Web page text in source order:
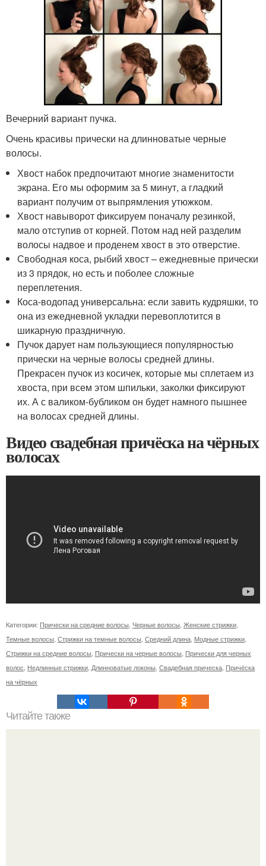
Вечерний вариант пучка.
Очень красивы прически на длинноватые черные
волосы.
Хвост набок предпочитают многие знаменитости
экрана. Его мы оформим за 5 минут, а гладкий
вариант получим от выпрямления утюжком.
Хвост навыворот фиксируем поначалу резинкой,
мало отступив от корней. Потом над ней разделим
волосы надвое и проденем хвост в это отверстие.
Свободная коса, рыбий хвост – ежедневные прически
из 3 прядок, но есть и поболее сложные
переплетения.
Коса-водопад универсальна: если завить кудряшки, то
она из ежедневной укладки перевоплотится в
шикарную праздничную.
Пучок дарует нам пользующиеся популярностью
прически на черные волосы средней длины.
Прекрасен пучок из косичек, которые мы сплетаем из
хвоста, при всем этом шпильки, заколки фиксируют
их. А с валиком-бубликом он будет намного пышнее
на волосах средней длины.
Видео свадебная причёска на чёрных
волосах
Категории: Прически на средние волосы Черные волосы Женские стрижки
Темные волосы Стрижки на темные волосы Средний длина Модные стрижки
Стрижки на средние волосы Прически на черные волосы Прически для черных
волос Недлинные стрижки Длинноватые локоны Свадебная прическа Причёска
на чёрных
Читайте также